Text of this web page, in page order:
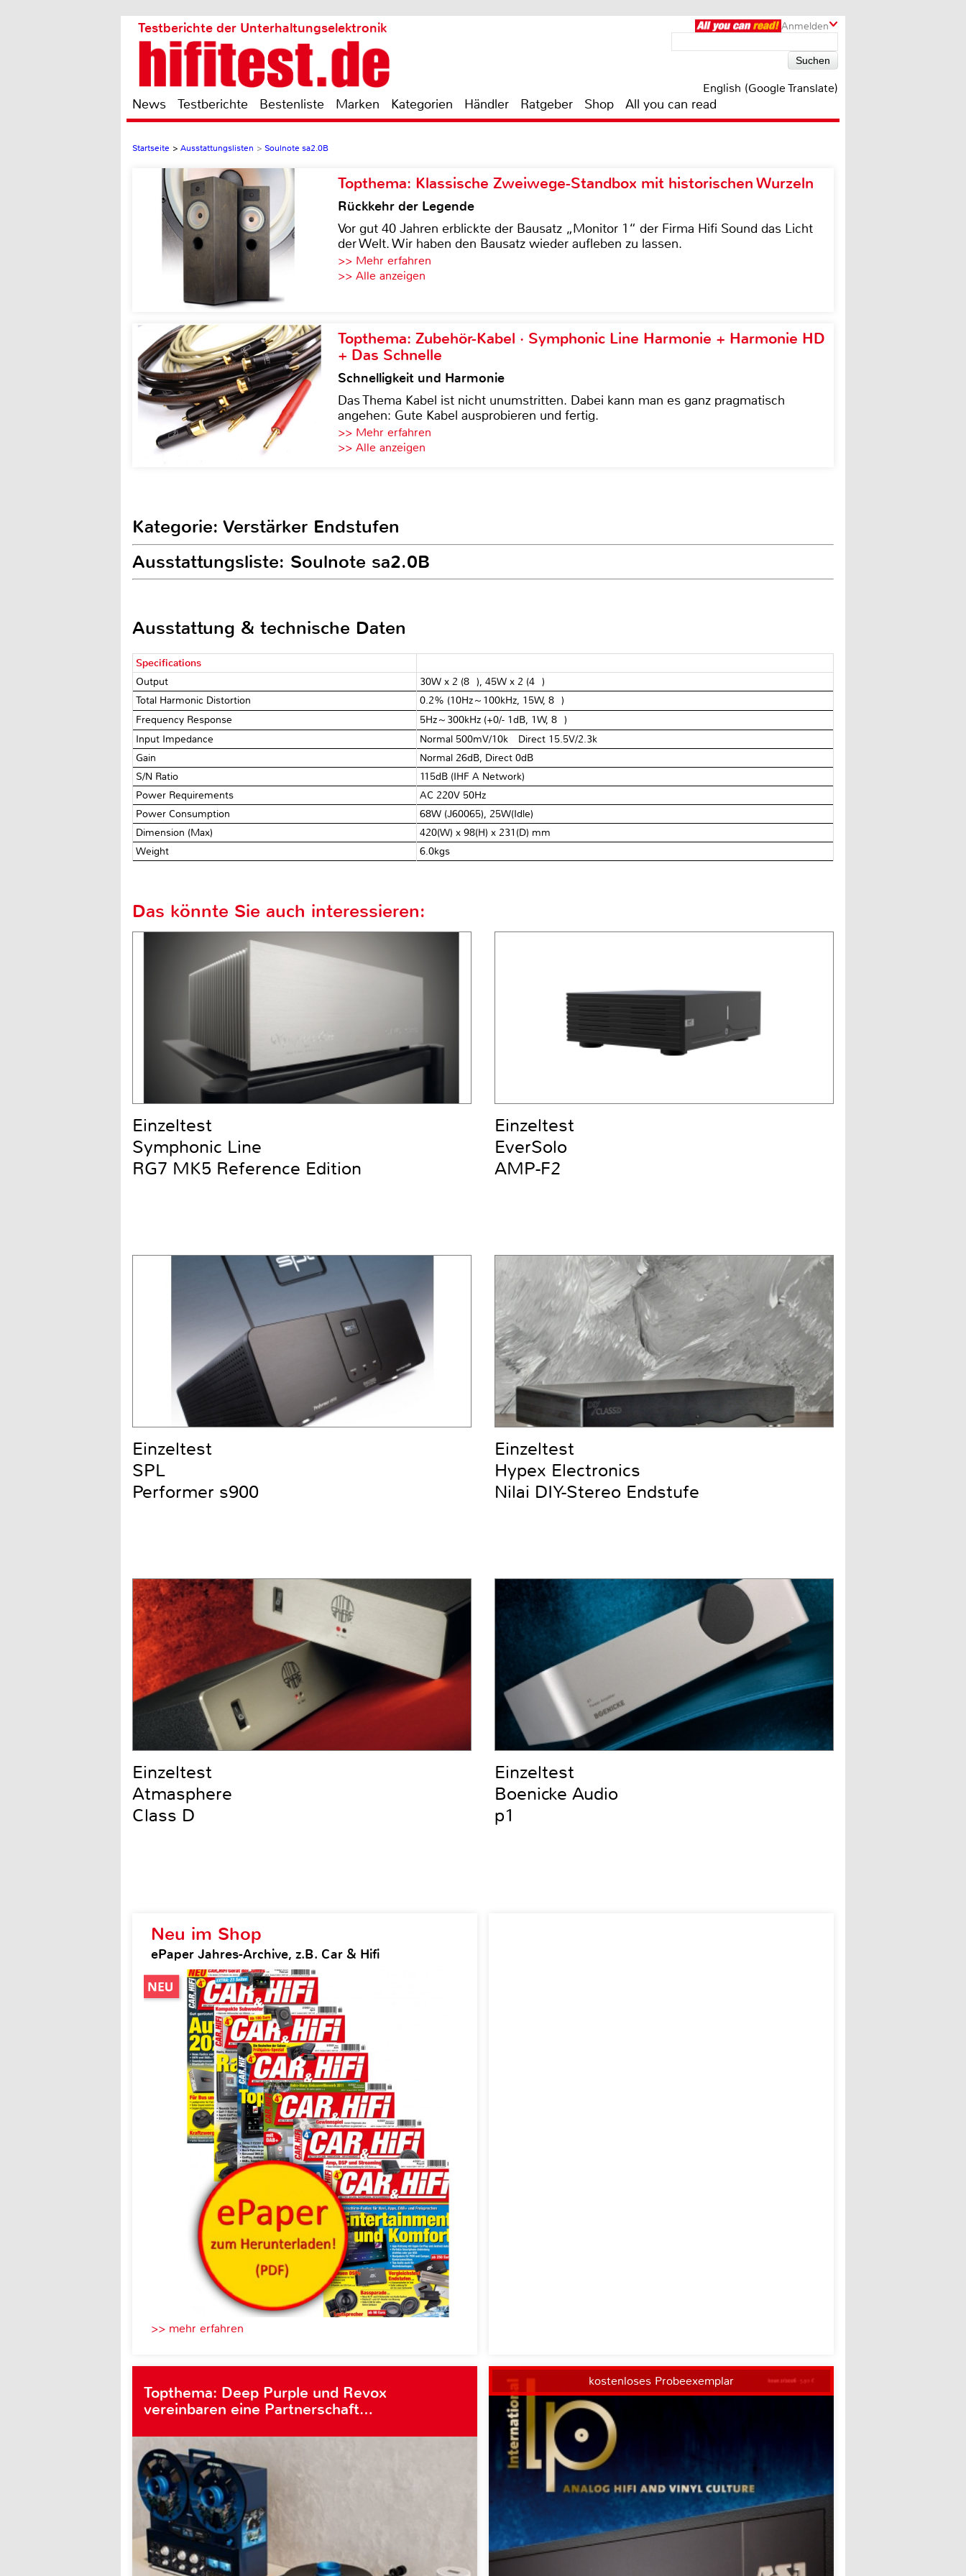
Anmelden
Testberichte der Unterhaltungselektronik
English (Google Translate)
News Testberichte Bestenliste Marken Kategorien Händler Ratgeber Shop All you can read
Startseite > Ausstattungslisten > Soulnote sa2.0B
Topthema: Klassische Zweiwege-Standbox mit historischen Wurzeln
Rückkehr der Legende
Vor gut 40 Jahren erblickte der Bausatz „Monitor 1“ der Firma Hifi Sound das Licht
der Welt. Wir haben den Bausatz wieder aufleben zu lassen.
>> Mehr erfahren
>> Alle anzeigen
Topthema: Zubehör-Kabel · Symphonic Line Harmonie + Harmonie HD
+ Das Schnelle
Schnelligkeit und Harmonie
Das Thema Kabel ist nicht unumstritten. Dabei kann man es ganz pragmatisch
angehen: Gute Kabel ausprobieren und fertig.
>> Mehr erfahren
>> Alle anzeigen
Kategorie: Verstärker Endstufen
Ausstattungsliste: Soulnote sa2.0B
Ausstattung & technische Daten
Specifications
Output
30W x 2 (8Ω), 45W x 2 (4Ω)
Total Harmonic Distortion
0.2% (10Hz～100kHz, 15W, 8Ω)
Frequency Response
5Hz～300kHz (+0/- 1dB, 1W, 8Ω)
Input Impedance
Normal 500mV/10kΩ Direct 15.5V/2.3kΩ
Gain
Normal 26dB, Direct 0dB
S/N Ratio
115dB (IHF A Network)
Power Requirements
AC 220V 50Hz
Power Consumption
68W (J60065), 25W(Idle)
Dimension (Max)
420(W) x 98(H) x 231(D) mm
Weight
6.0kgs
Neu im Shop
ePaper Jahres-Archive, z.B. Car & Hifi
>> mehr erfahren
Topthema: Deep Purple und Revox
vereinbaren eine Partnerschaft…
kostenloses Probeexemplar
Das könnte Sie auch interessieren:
Einzeltest
Symphonic Line
RG7 MK5 Reference Edition
Einzeltest
EverSolo
AMP-F2
Einzeltest
SPL
Performer s900
Einzeltest
Hypex Electronics
Nilai DIY-Stereo Endstufe
Einzeltest
Atmasphere
Class D
Einzeltest
Boenicke Audio
p1